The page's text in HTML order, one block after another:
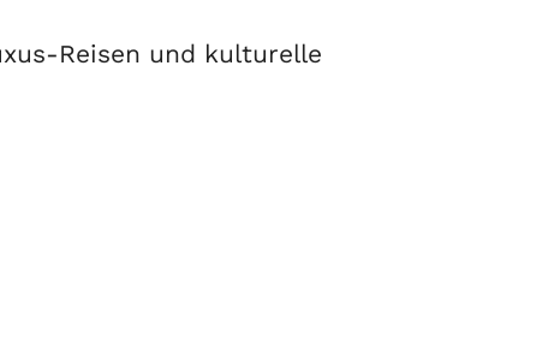
Reisen und kulturelle